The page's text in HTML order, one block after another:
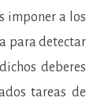
imponer a los
para detectar
deberes
tareas de